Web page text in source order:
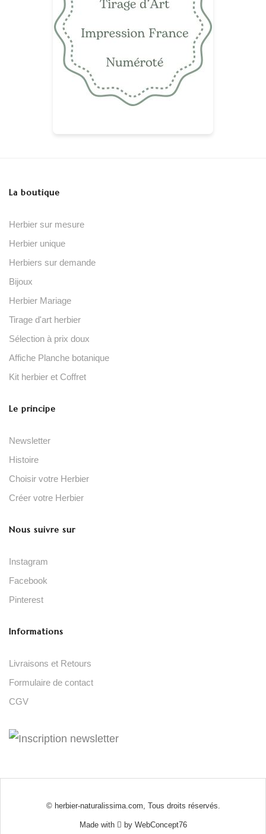
La boutique
Herbier sur mesure
Herbier unique
Herbiers sur demande
Bijoux
Herbier Mariage
Tirage d'art herbier
Sélection à prix doux
Affiche Planche botanique
Kit herbier et Coffret
Le principe
Newsletter
Histoire
Choisir votre Herbier
Créer votre Herbier
Nous suivre sur
Instagram
Facebook
Pinterest
Informations
Livraisons et Retours
Formulaire de contact
CGV
© herbier-naturalissima.com, Tous droits réservés.
Made with by WebConcept76